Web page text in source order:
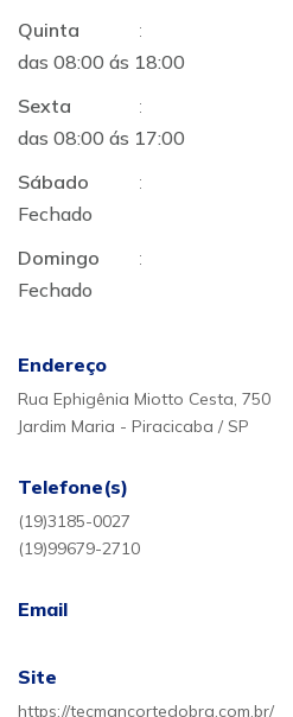
Quinta
:
das 08:00 ás 18:00
Sexta
:
das 08:00 ás 17:00
Sábado
:
Fechado
Domingo
:
Fechado
Endereço
Rua Ephigênia Miotto Cesta, 750
Jardim Maria - Piracicaba / SP
Telefone(s)
(19)3185-0027
(19)99679-2710
Email
Site
https://tecmancortedobra.com.br/